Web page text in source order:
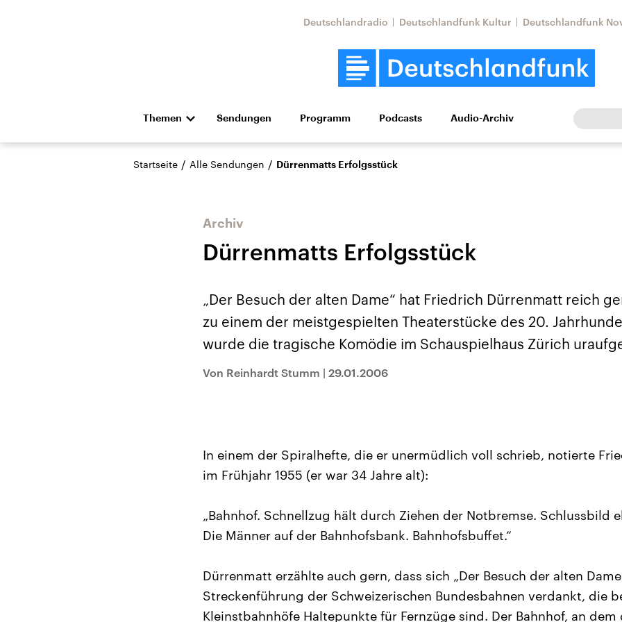
Deutschlandradio Deutschlandfunk Kultur Deutschlandfunk
Themen
Die Nachrichten Politik Wirtschaft Wissen Kultur Europa
Hörspiel und Feature Musik
Anhalt 2026
Sachsen-Anhalt wählt
einen neuen Landtag.
Bundesland von einer
Koalition aus CDU, SPD
der anstehenden Wahl.
Aktuelle Beiträge,
Hintergründe
militärisch gehören die
den mächtigsten
Ländern der Erde, mit
Aktuelle Lage und
Der Überfall der
Terrororganisation
Aktuelle Lage und
Der Iran – seit der
1979 auch
Sendungen Programm Podcasts Audio-Archiv
Startseite / Alle Sendungen / Dürrenmatts Erfolgsstück
Archiv
Dürrenmatts Erfolgsstück
„Der Besuch der alten Dame“ hat Friedrich Dürrenmatt reich
zu einem der meistgespielten Theaterstücke des 20.
wurde die tragische Komödie im Schauspielhaus Zürich
Von Reinhardt Stumm | 29.01.2006
In einem der Spiralhefte, die er unermüdlich voll schrieb, notierte
im Frühjahr 1955 (er war 34 Jahre alt):
„Bahnhof. Schnellzug hält durch Ziehen der Notbremse. Schlussbild
Die Männer auf der Bahnhofsbank. Bahnhofsbuffet.“
Dürrenmatt erzählte auch gern, dass sich „Der Besuch der alten
Streckenführung der Schweizerischen Bundesbahnen verdankt, die
Kleinstbahnhöfe Haltepunkte für Fernzüge sind. Der Bahnhof, an dem